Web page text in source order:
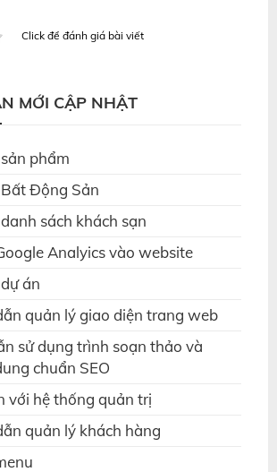
Click để đánh giá bài viết
MỚI CẬP NHẬT
phẩm
Động Sản
sách khách sạn
Analyics vào website
án
quản lý giao diện trang web
sử dụng trình soạn thảo và
chuẩn SEO
với hệ thống quản trị
quản lý khách hàng